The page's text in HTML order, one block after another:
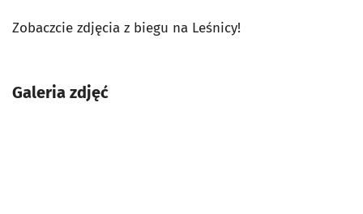
Zobaczcie zdjęcia z biegu na Leśnicy!
Galeria zdjęć